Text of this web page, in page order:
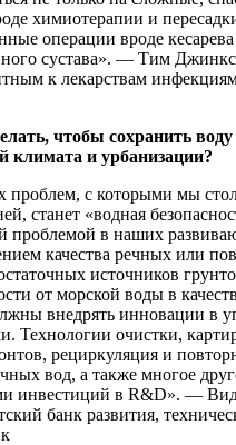
химиотерапии и
операции вроде
сустава». — Тим
к лекарствам
чтобы сохранить
климата и урбанизации?
проблем, с которыми мы
станет «водная
проблемой в наших
качества речных или
источников
от морской воды в
внедрять инновации в
Технологии очистки,
рециркуляция и
вод, а также многое
инвестиций в R&D». —
банк развития,